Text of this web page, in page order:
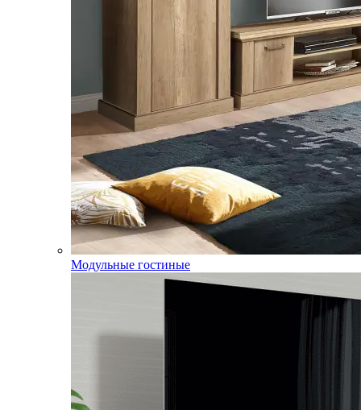
Модульные гостиные